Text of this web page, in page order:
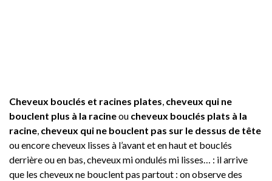
Cheveux bouclés et racines plates, cheveux qui ne
bouclent plus à la racineou cheveux bouclés plats à la
racine, cheveux qui ne bouclent pas sur le dessus de tête
ou encore cheveux lisses à l’avant et en haut et bouclés
derrière ou en bas, cheveux mi ondulés mi lisses… : il arrive
que les cheveux ne bouclent pas partout : on observe des